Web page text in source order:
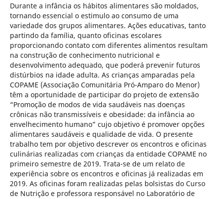
Durante a infância os hábitos alimentares são moldados,
tornando essencial o estimulo ao consumo de uma
variedade dos grupos alimentares. Ações educativas, tanto
partindo da família, quanto oficinas escolares
proporcionando contato com diferentes alimentos resultam
na construção de conhecimento nutricional e
desenvolvimento adequado, que poderá prevenir futuros
distúrbios na idade adulta. As crianças amparadas pela
COPAME (Associação Comunitária Pró-Amparo do Menor)
têm a oportunidade de participar do projeto de extensão
“Promoção de modos de vida saudáveis nas doenças
crônicas não transmissíveis e obesidade: da infância ao
envelhecimento humano” cujo objetivo é promover opções
alimentares saudáveis e qualidade de vida. O presente
trabalho tem por objetivo descrever os encontros e oficinas
culinárias realizadas com crianças da entidade COPAME no
primeiro semestre de 2019. Trata-se de um relato de
experiência sobre os encontros e oficinas já realizadas em
2019. As oficinas foram realizadas pelas bolsistas do Curso
de Nutrição e professora responsável no Laboratório de